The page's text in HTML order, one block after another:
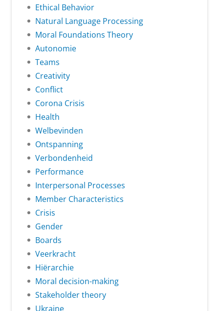
Ethical Behavior
Natural Language Processing
Moral Foundations Theory
Autonomie
Teams
Creativity
Conflict
Corona Crisis
Health
Welbevinden
Ontspanning
Verbondenheid
Performance
Interpersonal Processes
Member Characteristics
Crisis
Gender
Boards
Veerkracht
Hiërarchie
Moral decision-making
Stakeholder theory
Ukraine